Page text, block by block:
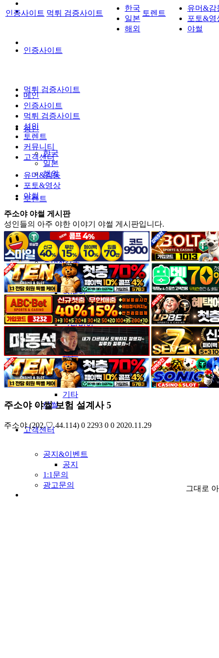
인증사이트
먹튀 검증사이트
성인
한국
일본
해외
토렌트
커뮤니티
유머&감동
포토&영상
일반인
연예인
서양
모델
그라비아
코스프레
BJ
품번
후방주의
움짤
스포츠
기타
야썰
고객센터
공지&이벤트
공지
1:1문의
광고문의
인증사이트 먹튀 검증사이트
한국
일본
해외
토렌트
유머&감
포토&영
야썰
메인
인증사이트
먹튀 검증사이트
성인
토렌트
커뮤니티
고객센터
유머&감동
포토&영상
야썰
주소야 야썰 게시판
성인들의 아주 야한 이야기 야썰 게시판입니다.
주소야 야썰 보험 설계사 5
주소야(202.♡.44.114) 0 2293 0 0 2020.11.29
그대로